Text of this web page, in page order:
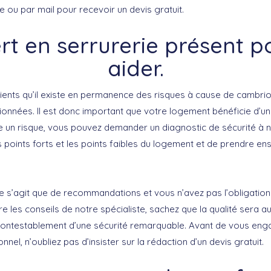
ou par mail pour recevoir un devis gratuit.
en serrurerie présent
aider.
qu’il existe en permanence des risques à cause de
Il est donc important que votre logement bénéficie
un risque, vous pouvez demander un diagnostic de sécurité à
points forts et les points faibles du logement et de prendre
s’agit que de recommandations et vous n’avez pas
les conseils de notre spécialiste, sachez que la qualité sera
d’une sécurité remarquable. Avant de vous
n’oubliez pas d’insister sur la rédaction d’un devis gratuit.